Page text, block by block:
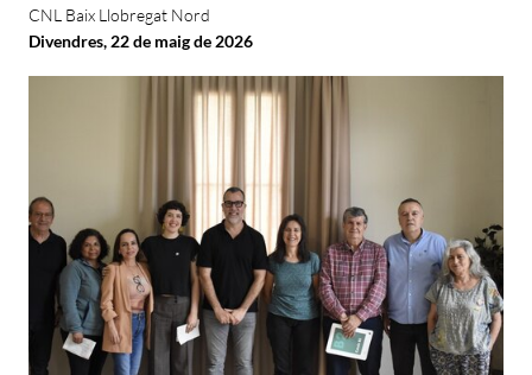
CNL Baix Llobregat Nord
Divendres, 22 de maig de 2026